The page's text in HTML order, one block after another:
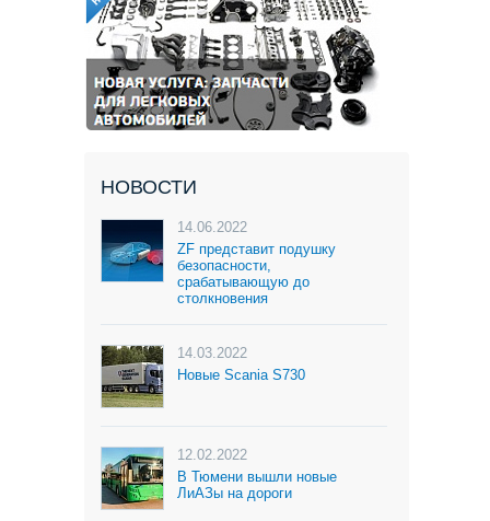
НОВОСТИ
14.06.2022
ZF представит подушку
безопасности,
срабатывающую до
столкновения
14.03.2022
Новые Scania S730
12.02.2022
В Тюмени вышли новые
ЛиАЗы на дороги